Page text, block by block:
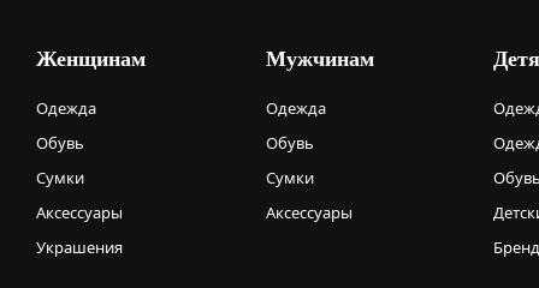
Женщинам
Одежда
Обувь
Сумки
Аксессуары
Украшения
Мужчинам
Одежда
Обувь
Сумки
Аксессуары